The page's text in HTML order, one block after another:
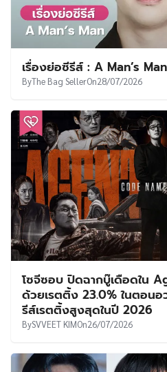
เรื่องย่อซีรีส์ : A Man’s
ByThe Bag SellerOn28/07/2026
โซจีซอบ ปิดฉากบู๊เดือดใน
ด้วยเรตติ้ง 23.0% ในตอน
รีส์เรตติ้งสูงสุดในปี 2026
BySVVEET KIMOn26/07/2026